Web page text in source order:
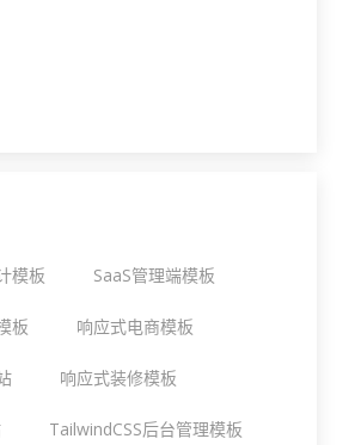
模板 SaaS管理端模板
板 响应式电商模板
响应式装修模板
TailwindCSS后台管理模板